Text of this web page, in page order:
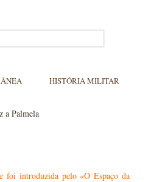
HISTÓRIA MILITAR
a Palmela
foi introduzida pelo «O Espaço da